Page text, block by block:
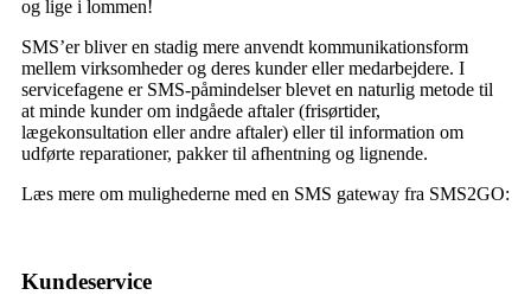
og lige i lommen!
SMS’er bliver en stadig mere anvendt kommunikationsform
mellem virksomheder og deres kunder eller medarbejdere. I
servicefagene er SMS-påmindelser blevet en naturlig metode til
at minde kunder om indgåede aftaler (frisørtider,
lægekonsultation eller andre aftaler) eller til information om
udførte reparationer, pakker til afhentning og lignende.
Læs mere om mulighederne med en SMS gateway fra SMS2GO:
Kundeservice